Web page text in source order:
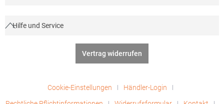
Hilfe und Service
Vertrag widerrufen
Cookie-Einstellungen
Händler-Login